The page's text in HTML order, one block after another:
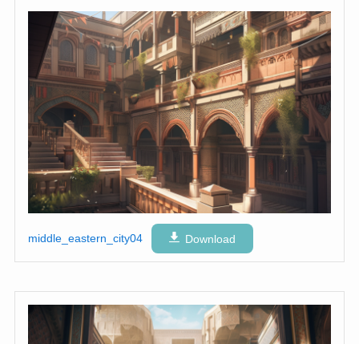
middle_eastern_city04 Download